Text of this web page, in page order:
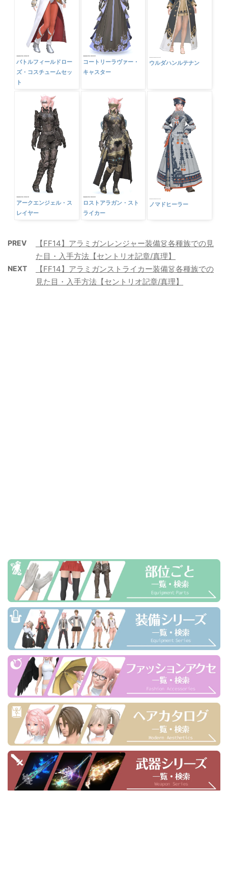
バトルフィールドロー
ズ・コスチュームセッ
ト
コートリーラヴァー・
キャスター
ウルダハンルテナン
アークエンジェル・ス
レイヤー
ロストアラガン・スト
ライカー
ノマドヒーラー
PREV
【FF14】アラミガンレンジャー装備👗各種族での見
た目・入手方法【セントリオ記章/真理】
NEXT
【FF14】アラミガンストライカー装備👗各種族での
見た目・入手方法【セントリオ記章/真理】